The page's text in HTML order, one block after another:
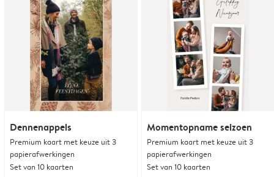
Dennenappels
Premium kaart met keuze uit 3
papierafwerkingen
Set van 10 kaarten
Momentopname seizoen
Premium kaart met keuze uit 3
papierafwerkingen
Set van 10 kaarten